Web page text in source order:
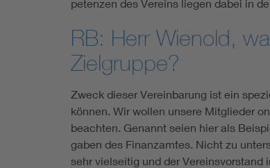
petenzen des Vereins liegen dabei in
RB: Herr Wienold,
Zielgruppe?
Zweck dieser Vereinbarung ist ein
können. Wir wollen unsere Mitglieder
beachten. Genannt seien hier als
gaben des Finanzamtes. Nicht zu
sehr vielseitig und der